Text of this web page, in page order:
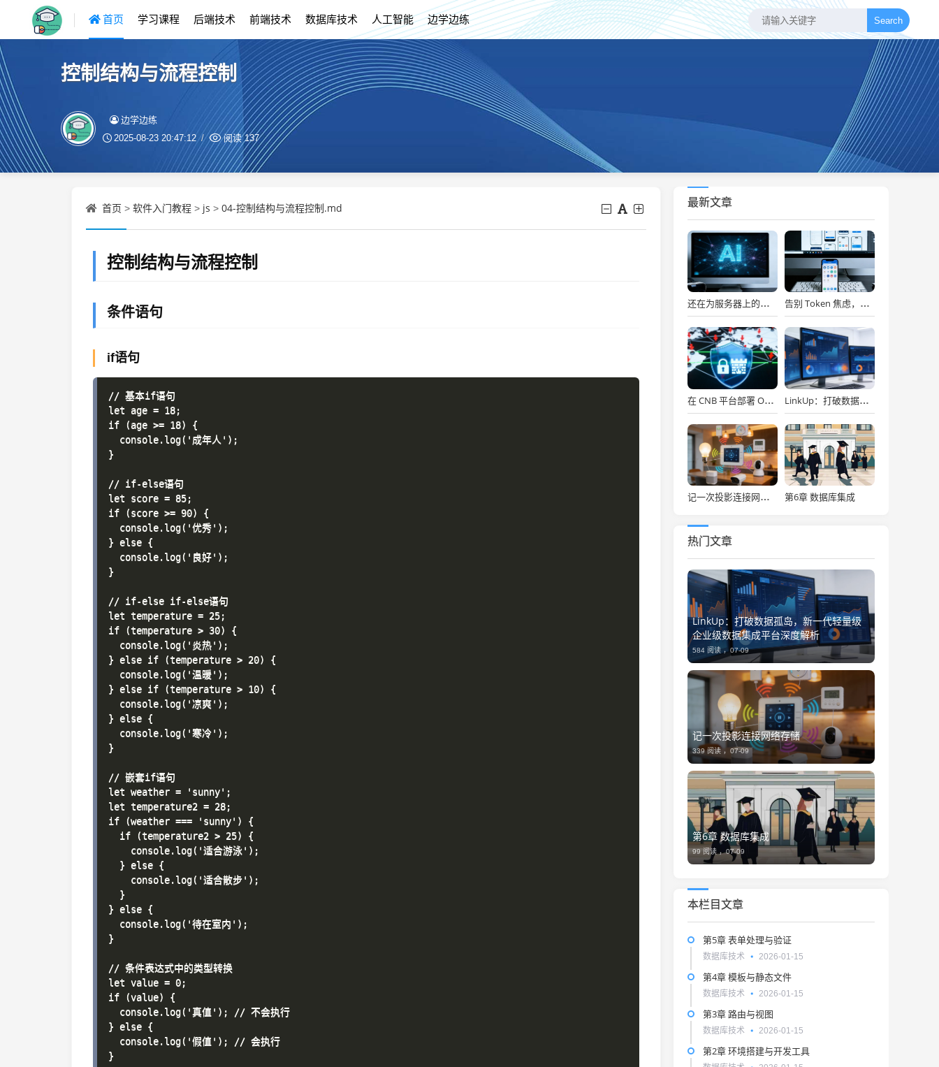
首页 学习课程 后端技术 前端技术 数据库技术 人工智能 边学边练 Search
控制结构与流程控制
边学边练
2025-08-23 20:47:12 阅读137
首页 > 软件入门教程 > js > 04-控制结构与流程控制.md
控制结构与流程控制
条件语句
if语句
// 基本if语句
let age = 18;
if (age >= 18) {
  console.log('成年人');
}
// if-else语句
let score = 85;
if (score >= 90) {
  console.log('优秀');
} else {
  console.log('良好');
}
// if-else if-else语句
let temperature = 25;
if (temperature > 30) {
  console.log('炎热');
} else if (temperature > 20) {
  console.log('温暖');
} else if (temperature > 10) {
  console.log('凉爽');
} else {
  console.log('寒冷');
}
// 嵌套if语句
let weather = 'sunny';
let temperature2 = 28;
if (weather === 'sunny') {
  if (temperature2 > 25) {
    console.log('适合游泳');
  } else {
    console.log('适合散步');
  }
} else {
  console.log('待在室内');
}
// 条件表达式中的类型转换
let value = 0;
if (value) {
  console.log('真值'); // 不会执行
} else {
  console.log('假值'); // 会执行
}
最新文章
还在为服务器上的问题烦恼？有了智能终端，我再也不怕了！ 告别 Token 焦虑，让 AI Agent 24 小时为你打工
在 CNB 平台部署 OpenClaw，API Key 免费用，30秒搞定！ LinkUp：打破数据孤岛，新一代轻量级企业级数据集成平台深度解析
记一次投影连接网络存储 第6章 数据库集成
热门文章
LinkUp：打破数据孤岛，新一代轻量级
企业级数据集成平台深度解析
584 阅读 ，07-09
记一次投影连接网络存储
339 阅读 ，07-09
第6章 数据库集成
99 阅读 ，07-09
本栏目文章
第5章 表单处理与验证
数据库技术 2026-01-15
第4章 模板与静态文件
数据库技术 2026-01-15
第3章 路由与视图
数据库技术 2026-01-15
第2章 环境搭建与开发工具